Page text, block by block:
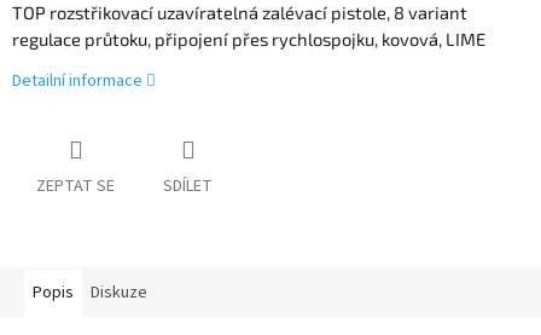
TOP rozstřikovací uzavíratelná zalévací pistole, 8 variant
regulace průtoku, připojení přes rychlospojku, kovová, LIME
Detailní informace
ZEPTAT SE SDÍLET
Popis Diskuze